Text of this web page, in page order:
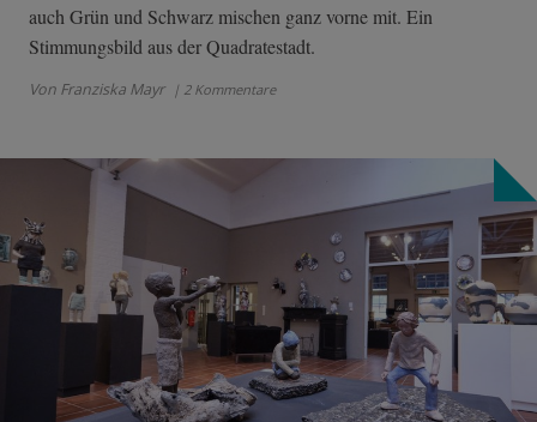
auch Grün und Schwarz mischen ganz vorne mit. Ein
Stimmungsbild aus der Quadratestadt.
Von Franziska Mayr | 2 Kommentare